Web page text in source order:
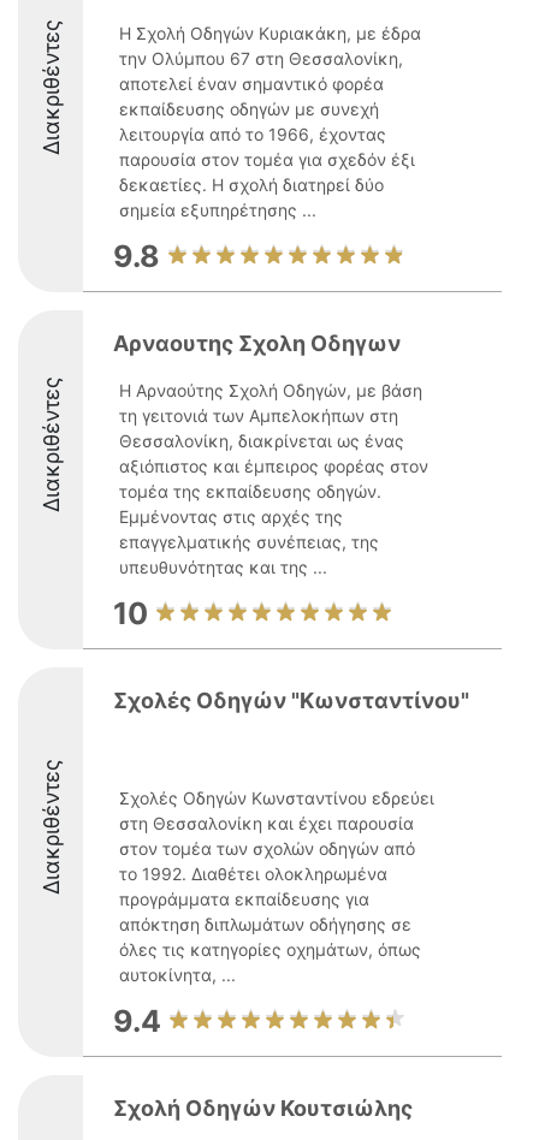
Διακριθέντες
Η Σχολή Οδηγών Κυριακάκη, με έδρα
την Ολύμπου 67 στη Θεσσαλονίκη,
αποτελεί έναν σημαντικό φορέα
εκπαίδευσης οδηγών με συνεχή
λειτουργία από το 1966, έχοντας
παρουσία στον τομέα για σχεδόν έξι
δεκαετίες. Η σχολή διατηρεί δύο
σημεία εξυπηρέτησης ...
9.8
Διακριθέντες
Αρναουτης Σχολη Οδηγων
Η Αρναούτης Σχολή Οδηγών, με βάση
τη γειτονιά των Αμπελοκήπων στη
Θεσσαλονίκη, διακρίνεται ως ένας
αξιόπιστος και έμπειρος φορέας στον
τομέα της εκπαίδευσης οδηγών.
Εμμένοντας στις αρχές της
επαγγελματικής συνέπειας, της
υπευθυνότητας και της ...
10
Διακριθέντες
Σχολές Οδηγών "Κωνσταντίνου"
Σχολές Οδηγών Κωνσταντίνου εδρεύει
στη Θεσσαλονίκη και έχει παρουσία
στον τομέα των σχολών οδηγών από
το 1992. Διαθέτει ολοκληρωμένα
προγράμματα εκπαίδευσης για
απόκτηση διπλωμάτων οδήγησης σε
όλες τις κατηγορίες οχημάτων, όπως
αυτοκίνητα, ...
9.4
Σχολή Οδηγών Κουτσιώλης